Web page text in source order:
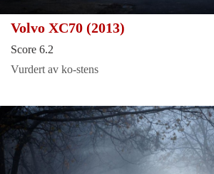
Volvo XC70 (2013)
Score 6.2
Vurdert av ko-stens